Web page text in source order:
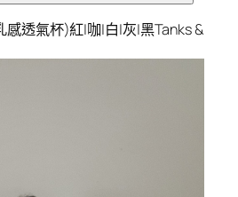
透氣杯)紅|咖|白|灰|黑Tanks &